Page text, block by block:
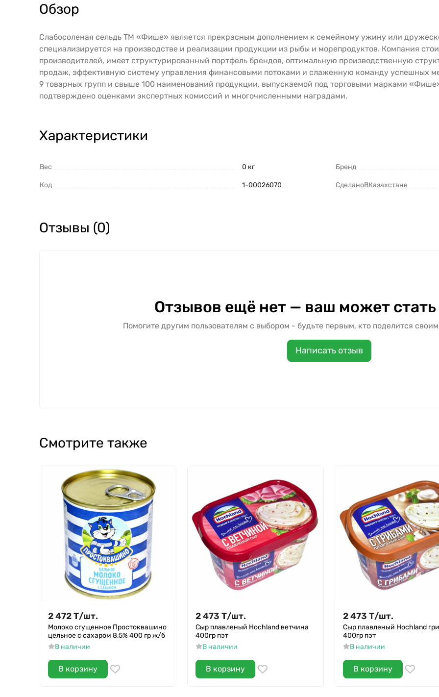
Обзор
Слабосоленая сельдь ТМ «Фише» является прекрасным дополнением к семейному ужину или
специализируется на производстве и реализации продукции из рыбы и морепродуктов. Компания
производителей, имеет структурированный портфель брендов, оптимальную производственную
продаж, эффективную систему управления финансовыми потоками и слаженную команду успешных
9 товарных групп и свыше 100 наименований продукции, выпускаемой под торговыми марками
подтверждено оценками экспертных комиссий и многочисленными наградами.
Характеристики
Вес 0 кг
Код 1-00026070
Бренд
СделаноВКазахстане
Отзывы (0)
Отзывов ещё нет — ваш может
Помогите другим пользователям с выбором - будьте первым, кто поделится
Написать отзыв
Смотрите также
2 472Т/шт.
Молоко сгущенное Простоквашино
цельное с сахаром 8,5% 400 гр ж/б
В наличии
В корзину
2 473 Т/шт.
Сыр плавленый Hochland ветчина
400гр пэт
В наличии
В корзину
2 473 Т/шт.
Сыр плавленый Hochland
400гр пэт
В наличии
В корзину